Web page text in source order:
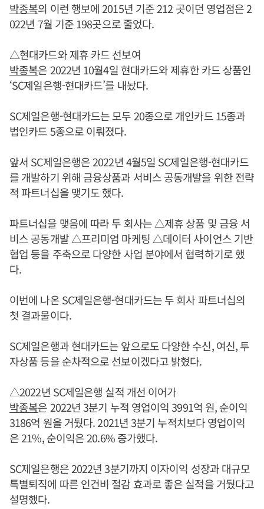
박종복의 이런 행보에 2015년 기준 212 곳이던 영업점은 2
022년 7월 기준 198곳으로 줄었다.
△현대카드와 제휴 카드 선보여
박종복은 2022년 10월4일 현대카드와 제휴한 카드 상품인
‘SC제일은행-현대카드’를 내놨다.
SC제일은행-현대카드는 모두 20종으로 개인카드 15종과
법인카드 5종으로 이뤄졌다.
앞서 SC제일은행은 2022년 4월5일 SC제일은행-현대카드
를 개발하기 위해 금융상품과 서비스 공동개발을 위한 전략
적 파트너십을 맺기도 했다.
파트너십을 맺음에 따라 두 회사는 △제휴 상품 및 금융 서
비스 공동개발 △프리미엄 마케팅 △데이터 사이언스 기반
협업 등을 주축으로 다양한 사업 분야에서 협력하기로 했
다.
이번에 나온 SC제일은행-현대카드는 두 회사 파트너십의
첫 결과물이다.
SC제일은행과 현대카드는 앞으로도 다양한 수신, 여신, 투
자상품 등을 순차적으로 선보이겠다고 밝혔다.
△2022년 SC제일은행 실적 개선 이어가
박종복은 2022년 3분기 누적 영업이익 3991억 원, 순이익
3186억 원을 거뒀다. 2021년 3분기 누적치보다 영업이익
은 21%, 순이익은 20.6% 증가했다.
SC제일은행은 2022년 3분기까지 이자이익 성장과 대규모
특별퇴직에 따른 인건비 절감 효과로 좋은 실적을 거뒀다고
설명했다.